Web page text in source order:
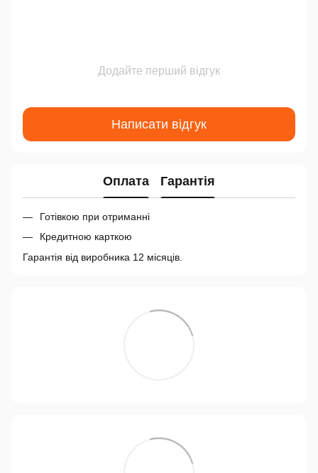
Додайте перший відгук
Написати відгук
Оплата Гарантія
Готівкою при отриманні
Кредитною карткою
Гарантія від виробника 12 місяців.